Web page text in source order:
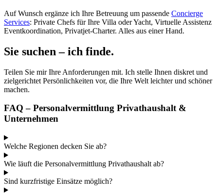
Auf Wunsch ergänze ich Ihre Betreuung um passende Concierge
Services: Private Chefs für Ihre Villa oder Yacht, Virtuelle Assistenz
Eventkoordination, Privatjet-Charter. Alles aus einer Hand.
Sie suchen – ich finde.
Teilen Sie mir Ihre Anforderungen mit. Ich stelle Ihnen diskret und
zielgerichtet Persönlichkeiten vor, die Ihre Welt leichter und schöner
machen.
FAQ – Personalvermittlung Privathaushalt &
Unternehmen
Welche Regionen decken Sie ab?
Wie läuft die Personalvermittlung Privathaushalt ab?
Sind kurzfristige Einsätze möglich?